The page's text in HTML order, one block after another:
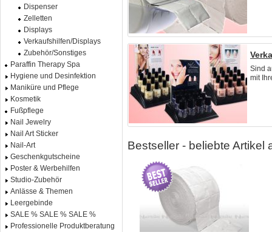
Sind
mit
Bestseller - beliebte Artikel
Dispenser
Zelletten
Displays
Verkaufshilfen/Displays
Zubehör/Sonstiges
Paraffin Therapy Spa
Hygiene und Desinfektion
Maniküre und Pflege
Kosmetik
Fußpflege
Nail Jewelry
Nail Art Sticker
Nail-Art
Geschenkgutscheine
Poster & Werbehilfen
Studio-Zubehör
Anlässe & Themen
Leergebinde
SALE % SALE % SALE %
Professionelle Produktberatung